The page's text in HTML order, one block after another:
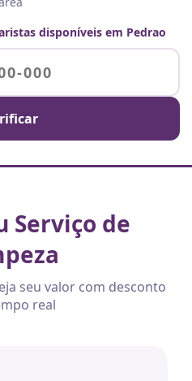
disponíveis em Pedrao
Serviço de
seu valor com desconto
real